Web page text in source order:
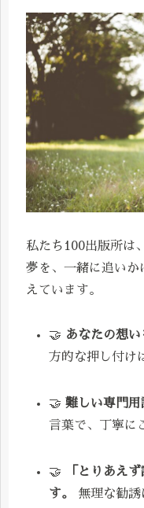
私たち100出版所は
夢を、一緒に追いか
えています。
🤝 あなたの想い
方的な押し付け
🤝難しい専門用
言葉で、丁寧に
🤝
「とりあえ
す。
無理な勧誘